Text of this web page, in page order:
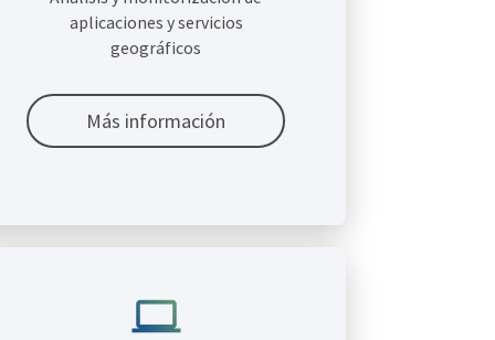
aplicaciones y servicios
geográficos
Más información